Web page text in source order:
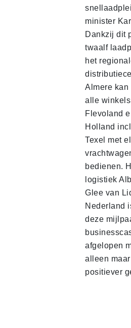
minister
Dankzij dit
twaalf
het
Almere
alle
Flevoland
Holland
Texel met
bedienen.
logistiek
Glee van
Nederland
deze
afgelopen
alleen maar
positiever